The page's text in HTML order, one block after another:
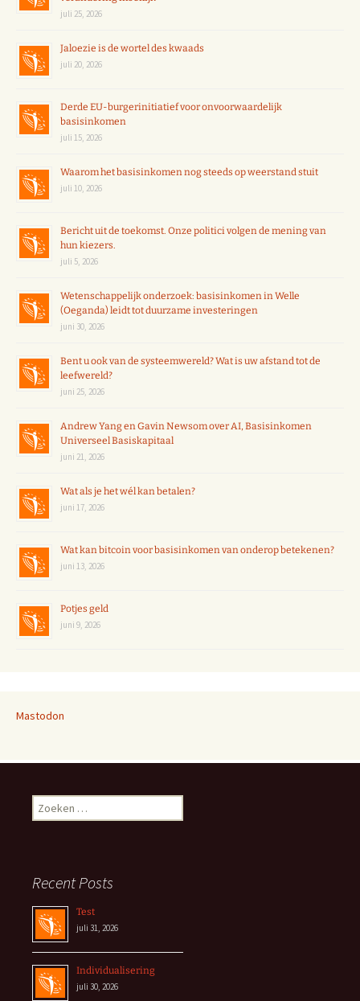
juli 25, 2026
Jaloezie is de wortel des kwaads
juli 20, 2026
Derde EU-burgerinitiatief voor onvoorwaardelijk
basisinkomen
juli 15, 2026
Waarom het basisinkomen nog steeds op weerstand stuit
juli 10, 2026
Bericht uit de toekomst. Onze politici volgen de mening van
hun kiezers.
juli 5, 2026
Wetenschappelijk onderzoek: basisinkomen in Welle
(Oeganda) leidt tot duurzame investeringen
juni 30, 2026
Bent u ook van de systeemwereld? Wat is uw afstand tot de
leefwereld?
juni 25, 2026
Andrew Yang en Gavin Newsom over AI, Basisinkomen
Universeel Basiskapitaal
juni 21, 2026
Wat als je het wél kan betalen?
juni 17, 2026
Wat kan bitcoin voor basisinkomen van onderop betekenen?
juni 13, 2026
Potjes geld
juni 9, 2026
Mastodon
Zoeken
naar:
Recent Posts
Test
juli 31, 2026
Individualisering
juli 30, 2026